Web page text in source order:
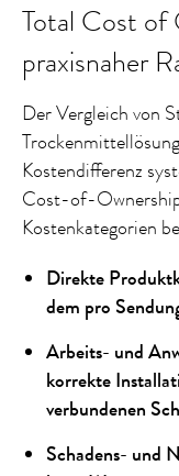
Total Cost of
praxisnaher
Der Vergleich von
Kostendifferenz
Cost-of-
Kostenkategorien
Direkte
dem pro
Arbeits- und
korrekte
verbundenen
Schadens- und